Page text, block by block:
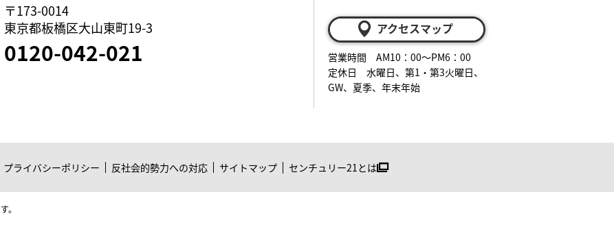
〒173-0014
東京都板橋区大山東町19-3
0120-042-021
アクセスマップ
営業時間 AM10：00～PM6：00
定休日 水曜日、第1・第3火曜日、
GW、夏季、年末年始
プライバシーポリシー 反社会的勢力への対応 サイトマップ センチュリー21とは
。